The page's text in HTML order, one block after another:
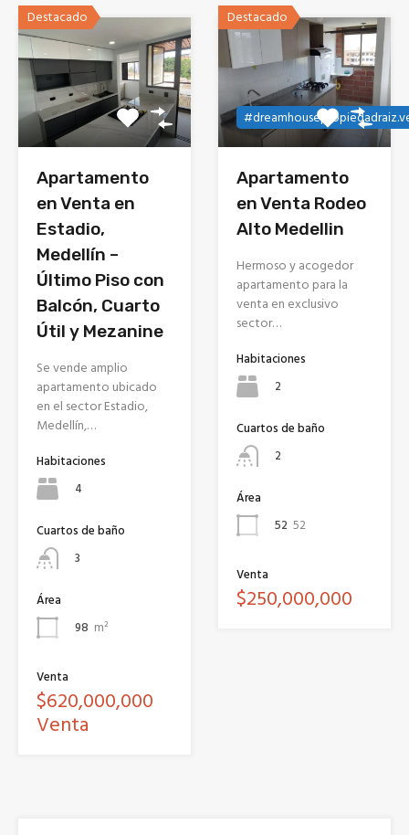
Destacado
Apartamento
en Venta en
Estadio,
Medellín –
Último Piso con
Balcón, Cuarto
Útil y Mezanine
Se vende amplio
apartamento ubicado
en el sector Estadio,
Medellín,…
Habitaciones
4
Cuartos de baño
3
Área
98 m²
Venta
$620,000,000
Venta
Destacado
Apartamento
en Venta Rodeo
Alto Medellin
Hermoso y acogedor
apartamento para la
venta en exclusivo
sector…
Habitaciones
2
Cuartos de baño
2
Área
52 52
Venta
$250,000,000